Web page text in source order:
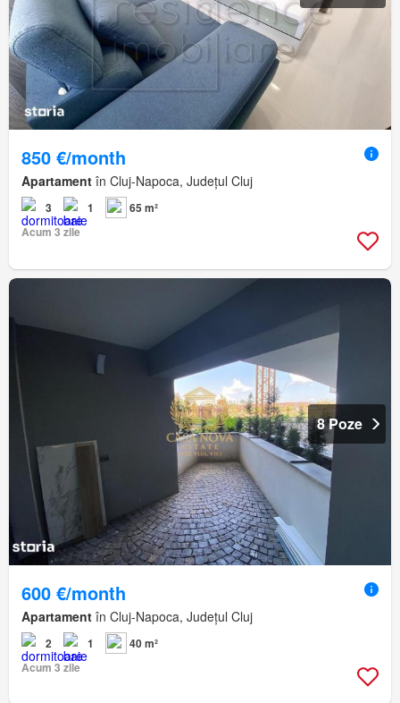
850 €/month
Apartament în Cluj-Napoca, Județul Cluj
3 1
65 m²
Acum 3 zile
8 Poze
600 €/month
Apartament în Cluj-Napoca, Județul Cluj
2 1
40 m²
Acum 3 zile